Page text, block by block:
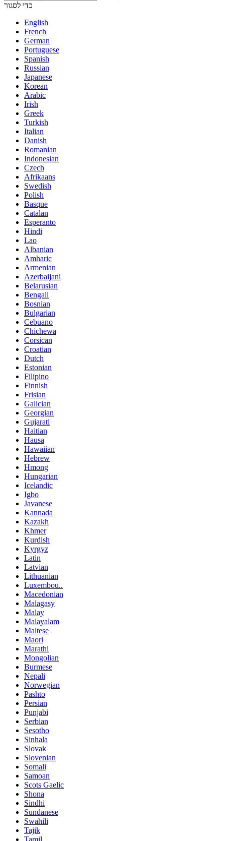
כדי לסגור
English
French
German
Portuguese
Spanish
Russian
Japanese
Korean
Arabic
Irish
Greek
Turkish
Italian
Danish
Romanian
Indonesian
Czech
Afrikaans
Swedish
Polish
Basque
Catalan
Esperanto
Hindi
Lao
Albanian
Amharic
Armenian
Azerbaijani
Belarusian
Bengali
Bosnian
Bulgarian
Cebuano
Chichewa
Corsican
Croatian
Dutch
Estonian
Filipino
Finnish
Frisian
Galician
Georgian
Gujarati
Haitian
Hausa
Hawaiian
Hebrew
Hmong
Hungarian
Icelandic
Igbo
Javanese
Kannada
Kazakh
Khmer
Kurdish
Kyrgyz
Latin
Latvian
Lithuanian
Luxembou..
Macedonian
Malagasy
Malay
Malayalam
Maltese
Maori
Marathi
Mongolian
Burmese
Nepali
Norwegian
Pashto
Persian
Punjabi
Serbian
Sesotho
Sinhala
Slovak
Slovenian
Somali
Samoan
Scots Gaelic
Shona
Sindhi
Sundanese
Swahili
Tajik
Tamil